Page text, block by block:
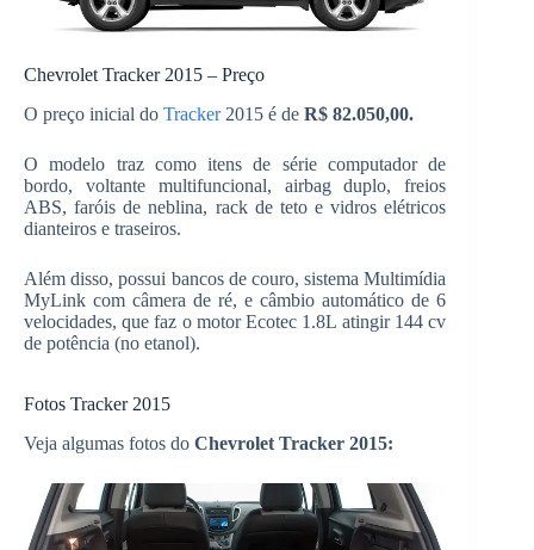
Chevrolet Tracker 2015 – Preço
O preço inicial do Tracker2015 é de R$ 82.050,00.
O modelo traz como itens de série computador de
bordo, voltante multifuncional, airbag duplo, freios
ABS, faróis de neblina, rack de teto e vidros elétricos
dianteiros e traseiros.
Além disso, possui bancos de couro, sistema Multimídia
MyLink com câmera de ré, e câmbio automático de 6
velocidades, que faz o motor Ecotec 1.8L atingir 144 cv
de potência (no etanol).
Fotos Tracker 2015
Veja algumas fotos do Chevrolet Tracker 2015: